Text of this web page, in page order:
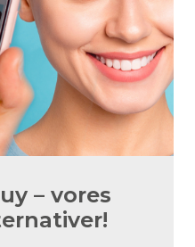
– vores